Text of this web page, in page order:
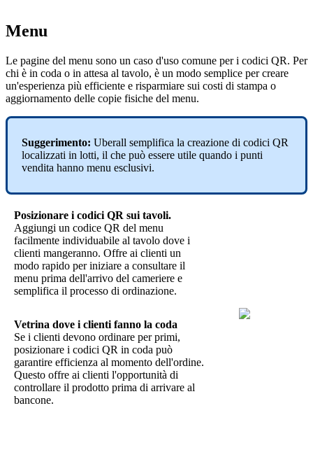
Menu
Le pagine del menu sono un caso d'uso comune per i codici QR. Per
chi è in coda o in attesa al tavolo, è un modo semplice per creare
un'esperienza più efficiente e risparmiare sui costi di stampa o
aggiornamento delle copie fisiche del menu.
Suggerimento: Uberall semplifica la creazione di codici QR
localizzati in lotti, il che può essere utile quando i punti
vendita hanno menu esclusivi.
Posizionare i codici QR sui tavoli.
Aggiungi un codice QR del menu
facilmente individuabile al tavolo dove i
clienti mangeranno. Offre ai clienti un
modo rapido per iniziare a consultare il
menu prima dell'arrivo del cameriere e
semplifica il processo di ordinazione.
Vetrina dove i clienti fanno la coda
Se i clienti devono ordinare per primi,
posizionare i codici QR in coda può
garantire efficienza al momento dell'ordine.
Questo offre ai clienti l'opportunità di
controllare il prodotto prima di arrivare al
bancone.